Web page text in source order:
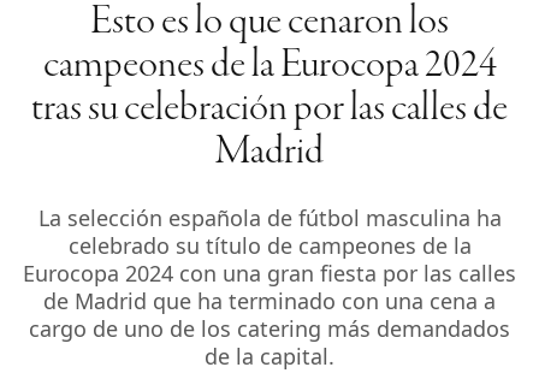
Esto es lo que cenaron los
campeones de la Eurocopa 2024
tras su celebración por las calles de
Madrid
La selección española de fútbol masculina ha
celebrado su título de campeones de la
Eurocopa 2024 con una gran fiesta por las calles
de Madrid que ha terminado con una cena a
cargo de uno de los catering más demandados
de la capital.